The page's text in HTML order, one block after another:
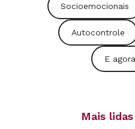
Socioemocionais
Autocontrole
E
Mais